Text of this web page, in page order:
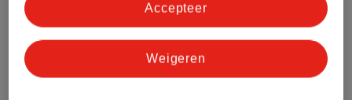
Bestel & Bezorginformatie
Bekijk ook
Weigeren
Accepteer